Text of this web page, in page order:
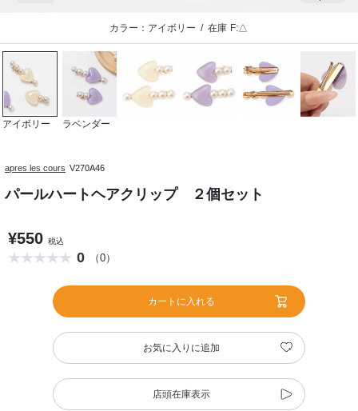
カラー：アイボリー / 在庫 F:△
アイボリー ラベンダー
apres les cours V270A46
パールハートヘアクリップ ２個セット
¥550 税込
0 （0）
カートに入れる
お気に入りに追加
店頭在庫表示